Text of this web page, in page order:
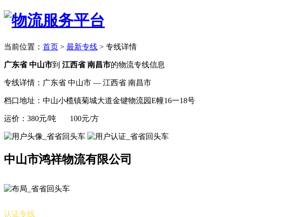
当前位置： 首页 > 最新专线 > 专线详情
广东省 中山市到 江西省 南昌市的物流专线信息
专线详情：广东省 中山市 — 江西省 南昌市
档口地址：中山小榄镇菊城大道金键物流园E幢16一18号
运价：380元/吨 100元/方
中山市鸿祥物流有限公司
认证专线